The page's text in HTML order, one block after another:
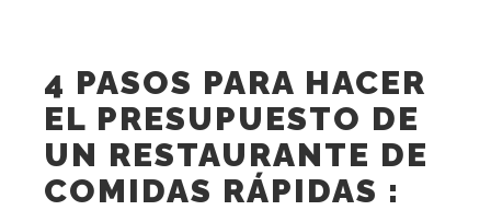
4 PASOS PARA HACER
EL PRESUPUESTO DE
UN RESTAURANTE DE
COMIDAS RÁPIDAS :